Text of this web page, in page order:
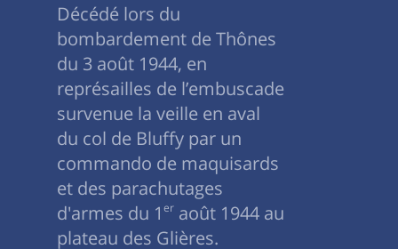
Décédé lors du
bombardement de Thônes
du 3 août 1944, en
représailles de l’embuscade
survenue la veille en aval
du col de Bluffy par un
commando de maquisards
et des parachutages
d'armes du 1 er août 1944 au
plateau des Glières.